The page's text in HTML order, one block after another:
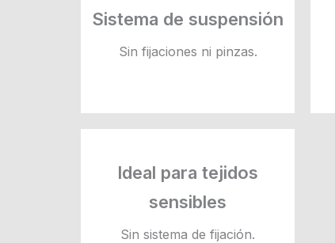
Sistema de suspensión
Sin fijaciones ni pinzas.
Ideal para tejidos
sensibles
Sin sistema de fijación.